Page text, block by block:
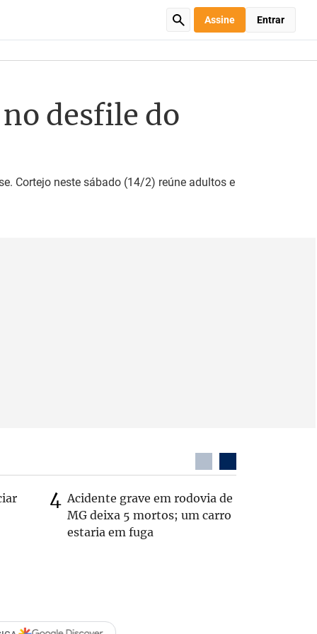
Assine Entrar
desfile do
Cortejo neste sábado (14/2) reúne adultos e
Acidente grave em rodovia de
MG deixa 5 mortos; um carro
estaria em fuga